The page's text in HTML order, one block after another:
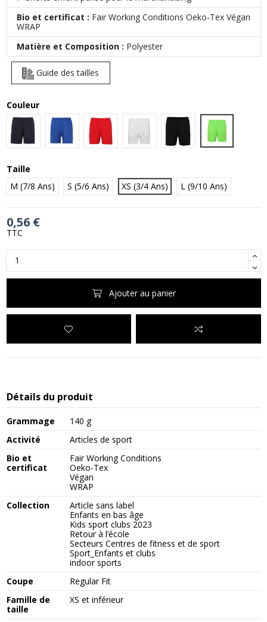
Bio et certificat : Fair Working Conditions Oeko-Tex Végan
WRAP
Matière et Composition : Polyester
Guide des tailles
Couleur
French NavyRoyal Blue Fire Red Arctic White Jet Black
Electric
Taille
M (7/8 Ans)
S (5/6 Ans) XS (3/4 Ans) L (9/10 Ans)
0,56 €
TTC
Ajouter au panier
Détails du produit
Grammage
140 g
Activité
Articles de sport
Bio et
certificat
Fair Working Conditions
Oeko-Tex
Végan
WRAP
Collection
Article sans label
Enfants en bas âge
Kids sport clubs 2023
Retour à l‘école
Secteurs Centres de fitness et de sport
Sport_Enfants et clubs
indoor sports
Coupe
Regular Fit
Famille de
taille
XS et inférieur